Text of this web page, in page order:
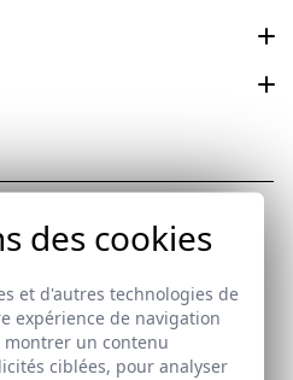
des cookies
et d'autres technologies de
expérience de navigation
un contenu
ciblées, pour analyser